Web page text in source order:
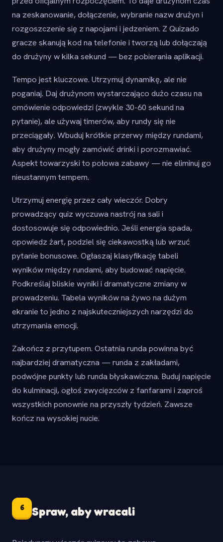
na zeskanowanie, dołączenie, wybranie nazw drużyn i
rozgoszczenie się z napojami i jedzeniem. Z Quizado
gracze skanują kod na telefonie i tworzą lub dołączają
do drużyny w kilka sekund — bez pobierania aplikacji.
Tempo jest kluczowe. Utrzymuj dynamikę, ale nie
poganiaj. Daj drużynom wystarczająco dużo czasu na
omówienie odpowiedzi (zwykle 30-60 sekund na
pytanie), ale używaj timerów, aby rundy się nie
przeciągały. Wbuduj krótkie przerwy między rundami,
aby drużyny mogły zamówić drinki i porozmawiać.
Aspekt towarzyski to połowa zabawy — nie eliminuj go
nieustannym tempem.
Utrzymuj energię przez cały wieczór. Dobry
prowadzący quiz wyczuwa nastrój na sali i
dostosowuje się odpowiednio. Jeśli energia spada,
opowiedz żart, podziel się ciekawostką lub wrzuć
pytanie bonusowe. Ogłaszaj klasyfikację tabeli
wyników między rundami, aby budować napięcie.
Podkreślaj bliskie wyniki i dramatyczne zmiany w
prowadzeniu. Tabela wyników na żywo na dużym
ekranie to jedno z najskuteczniejszych narzędzi do
utrzymania emocji.
Zakończ z przytupem. Ostatnia runda powinna być
najbardziej dramatyczna — runda z zakładami,
podwójne punkty lub runda błyskawiczna. Buduj napięcie
do kulminacji, ogłoś zwycięzców z fanfarami i zaproś
wszystkich ponownie na przyszły tydzień. Zawsze
kończ na wysokiej nucie.
6 Spraw, aby wracali